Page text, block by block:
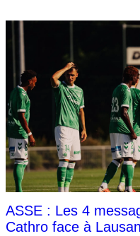
ASSE : Les 4
Cathro face à